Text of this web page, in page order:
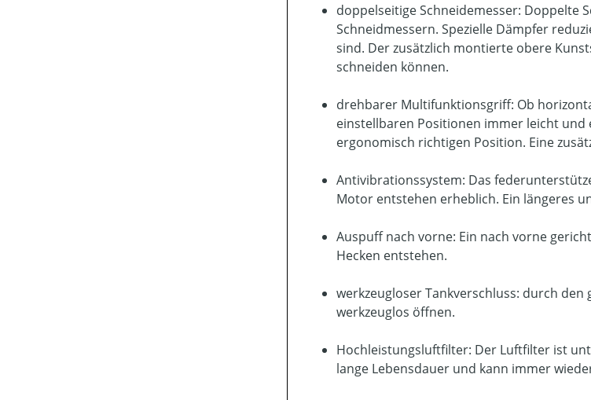
doppelseitige Schneidemesser: Doppelte
Schneidmessern. Spezielle Dämpfer
sind. Der zusätzlich montierte obere
schneiden können.
drehbarer Multifunktionsgriff: Ob
einstellbaren Positionen immer leicht
ergonomisch richtigen Position. Eine
Antivibrationssystem: Das
Motor entstehen erheblich. Ein längeres
Auspuff nach vorne: Ein nach vorne
Hecken entstehen.
werkzeugloser Tankverschluss: durch
werkzeuglos öffnen.
Hochleistungsluftfilter: Der Luftfilter ist
lange Lebensdauer und kann immer